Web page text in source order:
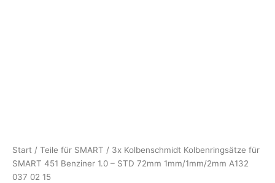
Start / Teile für SMART / 3x Kolbenschmidt Kolbenringsätze für
SMART 451 Benziner 1.0 – STD 72mm 1mm/1mm/2mm A132
037 02 15